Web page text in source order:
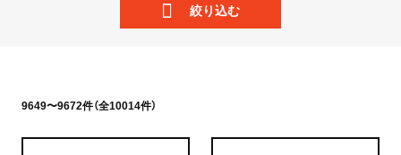
散歩コース
喫茶・カフェ
絞り込む
9649〜9672件（全10014件）